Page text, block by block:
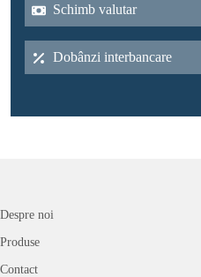
Schimb valutar
Dobânzi interbancare
Despre noi
Produse
Contact